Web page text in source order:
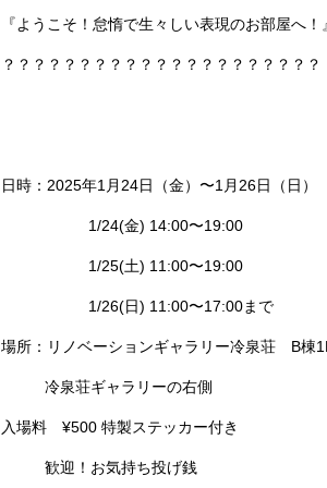
『ようこそ！怠惰で生々しい表現のお部屋へ！
？？？？？？？？？？？？？？？？？？？？？
日時：2025年1月24日（金）〜1月26日（日）
1/24(金) 14:00〜19:00
1/25(土) 11:00〜19:00
1/26(日) 11:00〜17:00まで
場所：リノベーションギャラリー冷泉荘 B棟
冷泉荘ギャラリーの右側
入場料 ¥500 特製ステッカー付き
歓迎！お気持ち投げ銭